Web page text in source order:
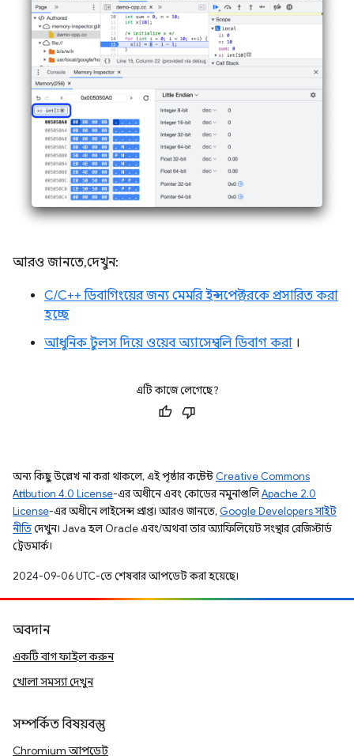
আরও জানতে, দেখুন:
C/C++ ডিবাগিংয়ের জন্য মেমরি ইন্সপেক্টরকে প্রসারিত করা
হচ্ছে
আধুনিক টুলস দিয়ে ওয়েব অ্যাসেম্বলি ডিবাগ করা ।
এটি কাজে লেগেছে?
অন্য কিছু উল্লেখ না করা থাকলে, এই পৃষ্ঠার কন্টেন্ট Creative Commons
Attribution 4.0 License-এর অধীনে এবং কোডের নমুনাগুলিApache 2.0
License-এর অধীনে লাইসেন্স প্রাপ্ত। আরও জানতে, Google Developers সাইট
নীতিদেখুন। Java হল Oracle এবং/অথবা তার অ্যাফিলিয়েট সংস্থার রেজিস্টার্ড
ট্রেডমার্ক।
2024-09-06 UTC-তে শেষবার আপডেট করা হয়েছে।
অবদান
একটি বাগ ফাইল করুন
খোলা সমস্যা দেখুন
সম্পর্কিত বিষয়বস্তু
Chromium আপডেট